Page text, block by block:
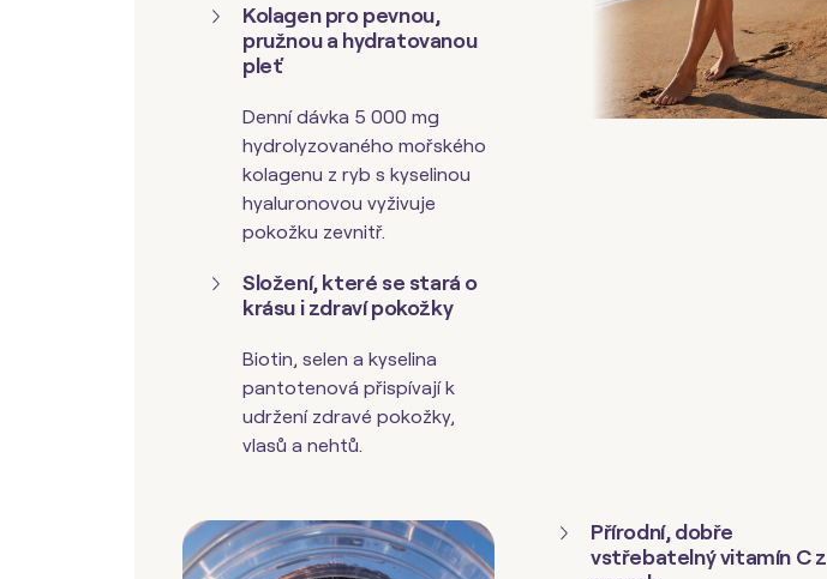
Kolagen pro pevnou,
pružnou a hydratovanou
pleť
Denní dávka 5 000 mg
hydrolyzovaného mořského
kolagenu z ryb s kyselinou
hyaluronovou vyživuje
pokožku zevnitř.
Složení, které se stará o
krásu i zdraví pokožky
Biotin, selen a kyselina
pantotenová přispívají k
udržení zdravé pokožky,
vlasů a nehtů.
Přírodní, dobře
vstřebatelný vitamín C z